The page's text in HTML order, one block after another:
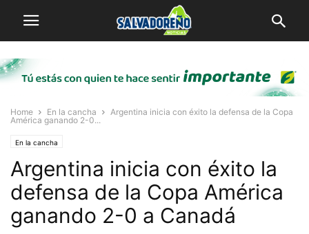
Home En la cancha
Argentina inicia con éxito la defensa de la Copa
América ganando 2-0...
En la cancha
Argentina inicia con éxito la
defensa de la Copa América
ganando 2-0 a Canadá